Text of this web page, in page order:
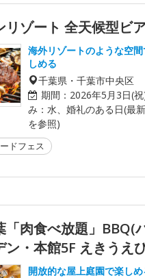
リゾート 全天候型ビ
海外リゾートのような空
しめる
千葉県・千葉市中央区
期間： 2026年5月3日(
み：水、婚礼のある日(最
を参照)
ドフェス
「肉食べ放題」BBQ(
ン・本館5F えきうえ
開放的な屋上庭園で楽し